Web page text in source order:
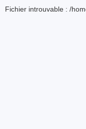
Fichier introuvable : /